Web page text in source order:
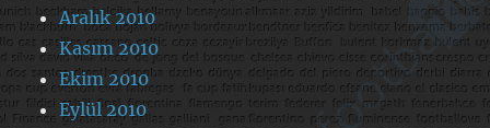
Aralık 2010
Kasım 2010
Ekim 2010
Eylül 2010